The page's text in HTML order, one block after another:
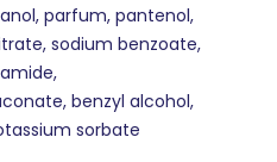
parfum, pantenol,
sodium benzoate,
benzyl alcohol,
sorbate